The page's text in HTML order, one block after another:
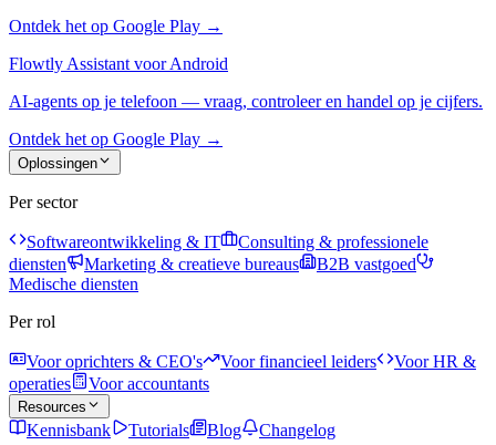
Ontdek het op Google Play →
Flowtly Assistant voor Android
AI-agents op je telefoon — vraag, controleer en handel op je cijfers.
Ontdek het op Google Play →
Oplossingen
Per sector
Softwareontwikkeling & IT
Consulting & professionele
diensten
Marketing & creatieve bureaus
B2B vastgoed
Medische diensten
Per rol
Voor oprichters & CEO's Voor financieel leiders
Voor HR &
operaties
Voor accountants
Resources
Kennisbank Tutorials Blog
Changelog